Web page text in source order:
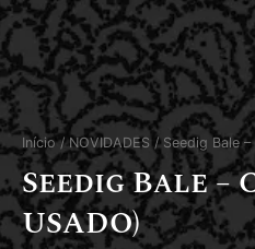
Início/ NOVIDADES / Seedig Bale
Seedig Bale –
USADO)